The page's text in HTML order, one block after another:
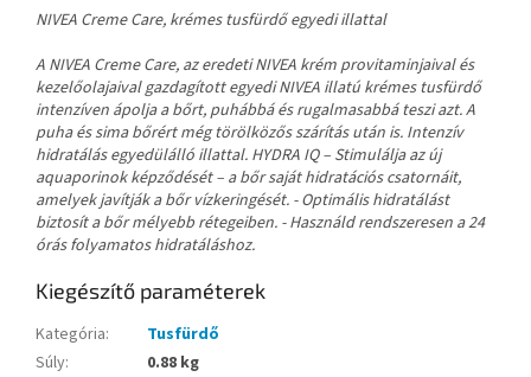
NIVEA Creme Care, krémes tusfürdő egyedi illattal
A NIVEA Creme Care, az eredeti NIVEA krém provitaminjaival és
kezelőolajaival gazdagított egyedi NIVEA illatú krémes tusfürdő
intenzíven ápolja a bőrt, puhábbá és rugalmasabbá teszi azt. A
puha és sima bőrért még törölközős szárítás után is. Intenzív
hidratálás egyedülálló illattal. HYDRA IQ – Stimulálja az új
aquaporinok képződését – a bőr saját hidratációs csatornáit,
amelyek javítják a bőr vízkeringését. - Optimális hidratálást
biztosít a bőr mélyebb rétegeiben. - Használd rendszeresen a 24
órás folyamatos hidratáláshoz.
Kiegészítő paraméterek
Kategória:
Tusfürdő
Súly:
0.88 kg